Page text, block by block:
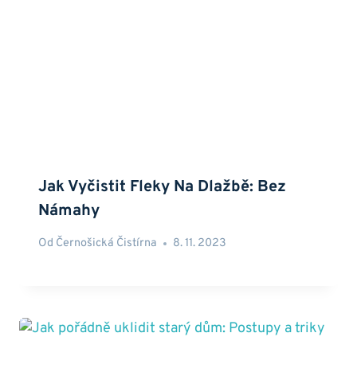
Jak Vyčistit Fleky Na Dlažbě: Bez
Námahy
Od Černošická Čistírna 8. 11. 2023